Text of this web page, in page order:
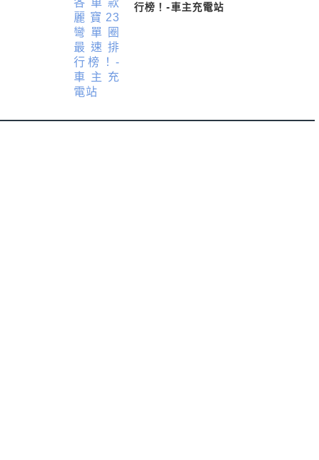
行榜！-車主充電站